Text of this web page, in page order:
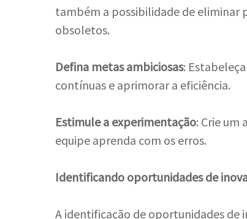
também a possibilidade de eliminar
obsoletos.
Defina metas ambiciosas:
contínuas e aprimorar a eficiência.
Estimule a experimentação: Crie um
equipe aprenda com os erros.
Identificando oportunidades de
A identificação de oportunidades de